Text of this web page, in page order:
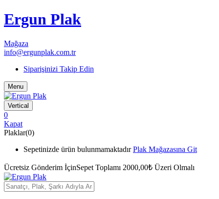
Ergun Plak
Mağaza
info@ergunplak.com.tr
Siparişinizi Takip Edin
Menu
Vertical
0
Kapat
Plaklar(0)
Sepetinizde ürün bulunmamaktadır Plak Mağazasına Git
Ücretsiz Gönderim İçinSepet Toplamı 2000,00₺ Üzeri Olmalı